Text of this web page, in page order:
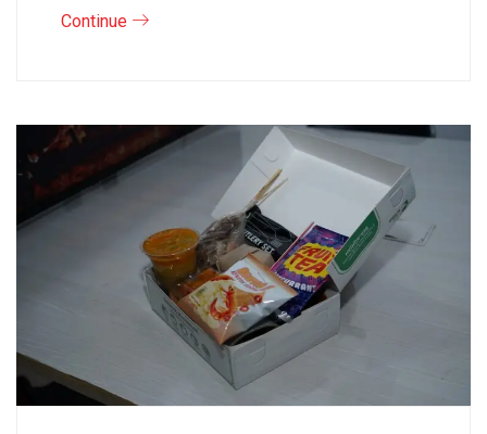
Continue